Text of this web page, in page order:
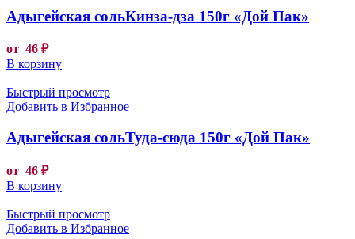
Адыгейская сольКинза-дза 150г «Дой Пак»
от 46 ₽
В корзину
Быстрый просмотр
Добавить в Избранное
Адыгейская сольТуда-сюда 150г «Дой Пак»
от 46 ₽
В корзину
Быстрый просмотр
Добавить в Избранное